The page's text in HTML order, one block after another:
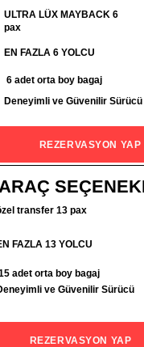
ULTRA LÜX MAYBACK 6
pax
EN FAZLA 6 YOLCU
6 adet orta boy bagaj
Deneyimli ve Güvenilir Sürücü
REZERVASYON YAP
transfer 13 pax
FAZLA 13 YOLCU
adet orta boy bagaj
ve Güvenilir Sürücü
REZERVASYON YAP